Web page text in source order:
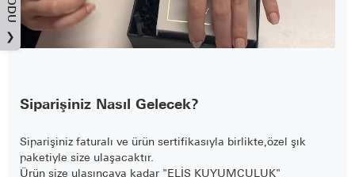
Siparişiniz Nasıl Gelecek?
Siparişiniz faturalı ve ürün sertifikasıyla birlikte,özel şık
paketiyle size ulaşacaktır.
Ürün size ulaşıncaya kadar "ELİS KUYUMCULUK"
❯